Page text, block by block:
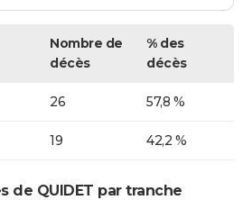
Nombre de
décès
% des
décès
26 57,8 %
19 42,2 %
de QUIDET par tranche